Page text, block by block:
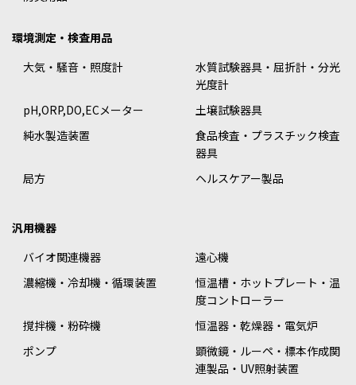
環境測定・検査用品
大気・騒音・照度計
水質試験器具・屈折計・分光
光度計
pH,ORP,DO,ECメーター
土壌試験器具
純水製造装置
食品検査・プラスチック検査
器具
局方
ヘルスケアー製品
汎用機器
バイオ関連機器
遠心機
濃縮機・冷却機・循環装置
恒温槽・ホットプレート・温
度コントローラー
撹拌機・粉砕機
恒温器・乾燥器・電気炉
ポンプ
顕微鏡・ルーペ・標本作成関
連製品・UV照射装置